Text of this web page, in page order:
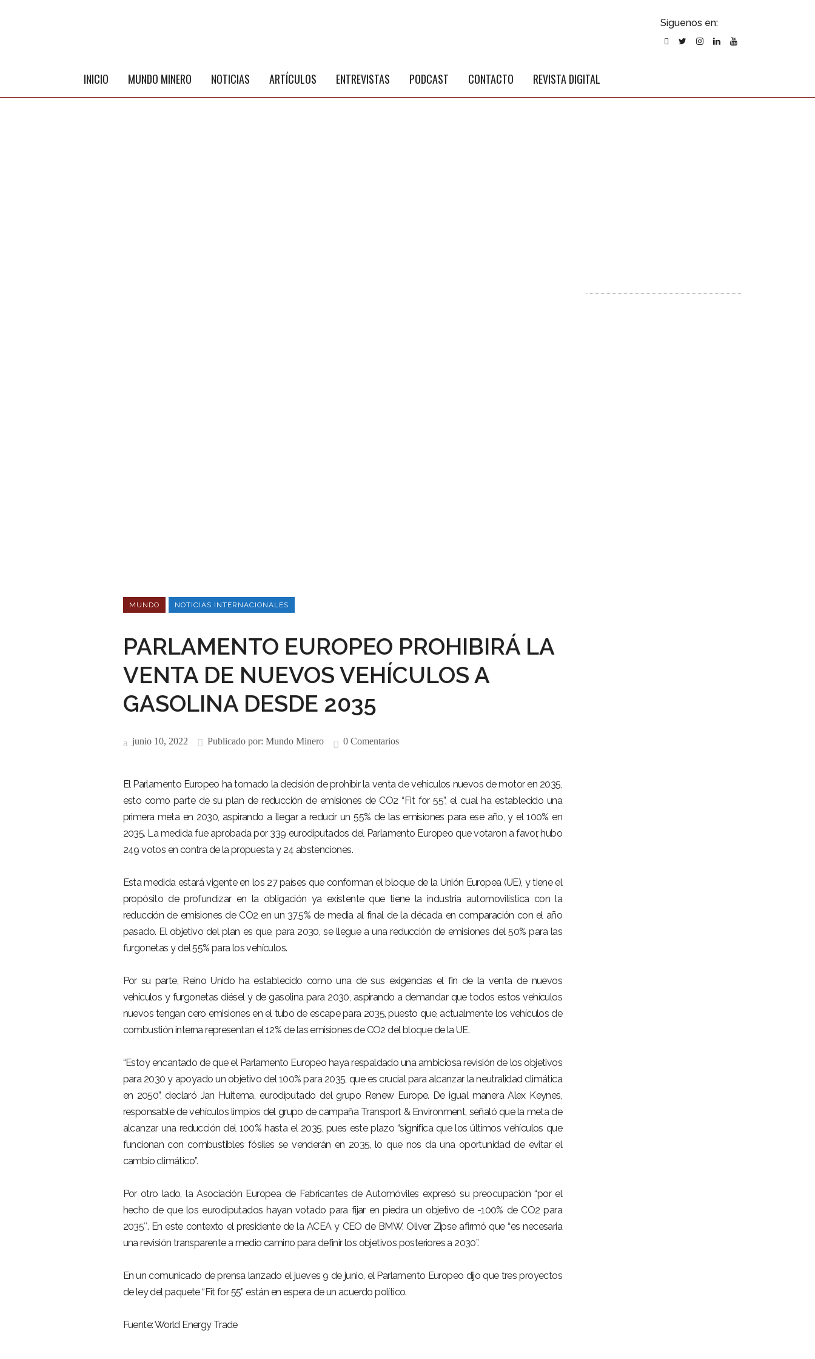
Síguenos en:
INICIO MUNDO MINERO NOTICIAS ARTÍCULOS ENTREVISTAS PODCAST CONTACTO REVISTA DIGITAL
MUNDO NOTICIAS INTERNACIONALES
PARLAMENTO EUROPEO PROHIBIRÁ LA
VENTA DE NUEVOS VEHÍCULOS A
GASOLINA DESDE 2035
junio 10, 2022 Publicado por: Mundo Minero 0 Comentarios
El Parlamento Europeo ha tomado la decisión de prohibir la venta de vehículos nuevos de motor en 2035,
esto como parte de su plan de reducción de emisiones de CO2 “Fit for 55”, el cual ha establecido una
primera meta en 2030, aspirando a llegar a reducir un 55% de las emisiones para ese año, y el 100% en
2035. La medida fue aprobada por 339 eurodiputados del Parlamento Europeo que votaron a favor, hubo
249 votos en contra de la propuesta y 24 abstenciones.
Esta medida estará vigente en los 27 países que conforman el bloque de la Unión Europea (UE), y tiene el
propósito de profundizar en la obligación ya existente que tiene la industria automovilística con la
reducción de emisiones de CO2 en un 37,5% de media al final de la década en comparación con el año
pasado. El objetivo del plan es que, para 2030, se llegue a una reducción de emisiones del 50% para las
furgonetas y del 55% para los vehículos.
Por su parte, Reino Unido ha establecido como una de sus exigencias el fin de la venta de nuevos
vehículos y furgonetas diésel y de gasolina para 2030, aspirando a demandar que todos estos vehículos
nuevos tengan cero emisiones en el tubo de escape para 2035, puesto que, actualmente los vehículos de
combustión interna representan el 12% de las emisiones de CO2 del bloque de la UE.
“Estoy encantado de que el Parlamento Europeo haya respaldado una ambiciosa revisión de los objetivos
para 2030 y apoyado un objetivo del 100% para 2035, que es crucial para alcanzar la neutralidad climática
en 2050”, declaró Jan Huitema, eurodiputado del grupo Renew Europe. De igual manera Alex Keynes,
responsable de vehículos limpios del grupo de campaña Transport & Environment, señaló que la meta de
alcanzar una reducción del 100% hasta el 2035, pues este plazo “significa que los últimos vehículos que
funcionan con combustibles fósiles se venderán en 2035, lo que nos da una oportunidad de evitar el
cambio climático”.
Por otro lado, la Asociación Europea de Fabricantes de Automóviles expresó su preocupación “por el
hecho de que los eurodiputados hayan votado para fijar en piedra un objetivo de -100% de CO2 para
2035″. En este contexto el presidente de la ACEA y CEO de BMW, Oliver Zipse afirmó que “es necesaria
una revisión transparente a medio camino para definir los objetivos posteriores a 2030”.
En un comunicado de prensa lanzado el jueves 9 de junio, el Parlamento Europeo dijo que tres proyectos
de ley del paquete “Fit for 55” están en espera de un acuerdo político.
Fuente: World Energy Trade